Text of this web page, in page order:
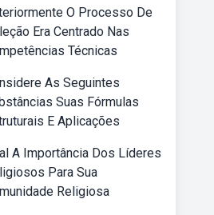
O Processo De
Era Centrado Nas
Técnicas
As Seguintes
Suas Fórmulas
E Aplicações
A Importância Dos Líderes
Para Sua
Religiosa